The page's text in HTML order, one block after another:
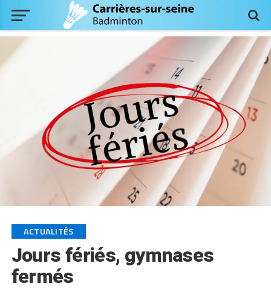
ACTUALITÉS
Jours fériés, gymnases
fermés